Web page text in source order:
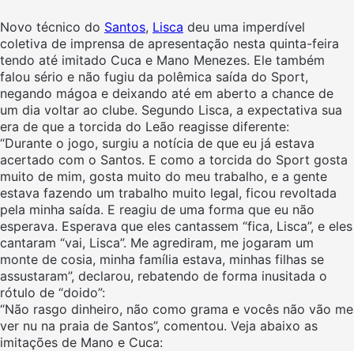
Novo técnico do Santos, Lisca deu uma imperdível
coletiva de imprensa de apresentação nesta quinta-feira
tendo até imitado Cuca e Mano Menezes. Ele também
falou sério e não fugiu da polêmica saída do Sport,
negando mágoa e deixando até em aberto a chance de
um dia voltar ao clube. Segundo Lisca, a expectativa sua
era de que a torcida do Leão reagisse diferente:
“Durante o jogo, surgiu a notícia de que eu já estava
acertado com o Santos. E como a torcida do Sport gosta
muito de mim, gosta muito do meu trabalho, e a gente
estava fazendo um trabalho muito legal, ficou revoltada
pela minha saída. E reagiu de uma forma que eu não
esperava. Esperava que eles cantassem “fica, Lisca”, e eles
cantaram “vai, Lisca”. Me agrediram, me jogaram um
monte de cosia, minha família estava, minhas filhas se
assustaram”, declarou, rebatendo de forma inusitada o
rótulo de “doido”:
“Não rasgo dinheiro, não como grama e vocês não vão me
ver nu na praia de Santos”, comentou. Veja abaixo as
imitações de Mano e Cuca: